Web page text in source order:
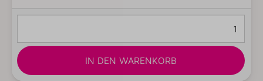
IN DEN WARENKORB